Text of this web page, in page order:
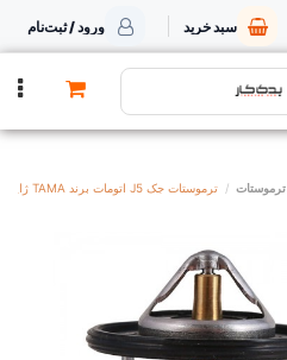
سبد خرید ورود / ثبت‌نام
ترموستات ترموستات جک J5 اتومات برند TAMA ژاپن